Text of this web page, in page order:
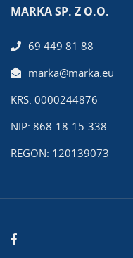
MARKA SP. Z O.O.
69 449 81 88
marka@marka.eu
KRS: 0000244876
NIP: 868-18-15-338
REGON: 120139073